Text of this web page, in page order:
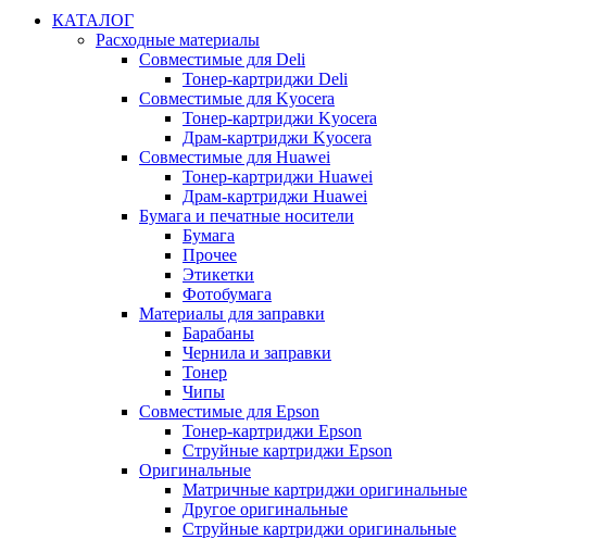
КАТАЛОГ
Расходные материалы
Совместимые для Deli
Тонер-картриджи Deli
Совместимые для Kyocera
Тонер-картриджи Kyocera
Драм-картриджи Kyocera
Совместимые для Huawei
Тонер-картриджи Huawei
Драм-картриджи Huawei
Бумага и печатные носители
Бумага
Прочее
Этикетки
Фотобумага
Материалы для заправки
Барабаны
Чернила и заправки
Тонер
Чипы
Совместимые для Epson
Тонер-картриджи Epson
Струйные картриджи Epson
Оригинальные
Матричные картриджи оригинальные
Другое оригинальные
Струйные картриджи оригинальные